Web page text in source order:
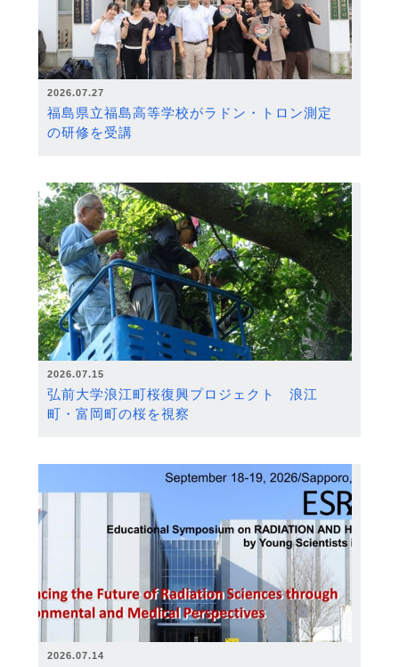
2026.07.27
福島県立福島高等学校がラドン・トロン測定
の研修を受講
2026.07.15
弘前大学浪江町桜復興プロジェクト 浪江
町・富岡町の桜を視察
2026.07.14